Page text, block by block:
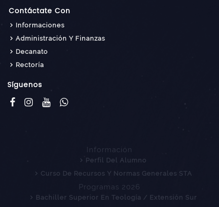
Contáctate Con
Informaciones
Administración Y Finanzas
Decanato
Rectoría
Síguenos
Información
Perfil Del Alumno
Curso De Recursos Y Normas Generales STA
Programas 2026
Bachiller Superior En Teología / Extensión Sur